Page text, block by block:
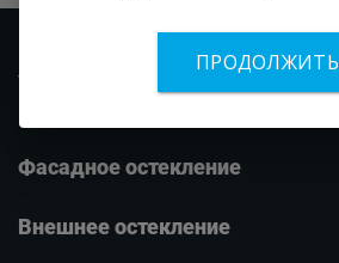
Услуги
Фасадное остекление
Внешнее остекление
ПРОДОЛЖИТЬ